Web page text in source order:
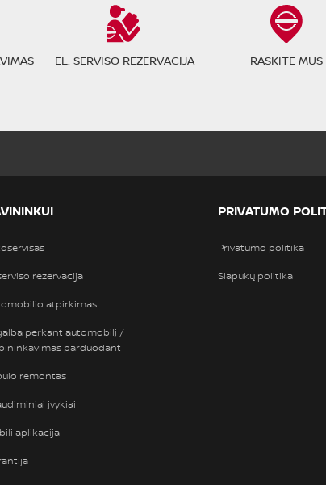
EL. SERVISO REZERVACIJA RASKITE MUS
rezervacija
atpirkimas
perkant automobilį /
parduodant
remontas
įvykiai
aplikacija
PRIVATUMO
Privatumo politika
Slapukų politika